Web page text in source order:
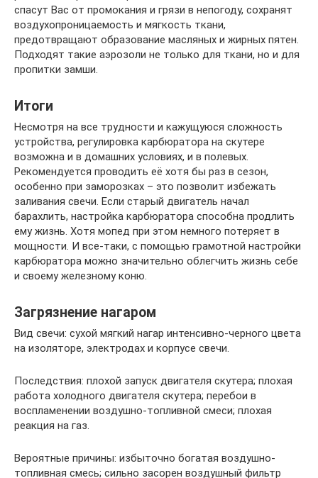
спасут Вас от промокания и грязи в непогоду, сохранят
воздухопроницаемость и мягкость ткани,
предотвращают образование масляных и жирных пятен.
Подходят такие аэрозоли не только для ткани, но и для
пропитки замши.
Итоги
Несмотря на все трудности и кажущуюся сложность
устройства, регулировка карбюратора на скутере
возможна и в домашних условиях, и в полевых.
Рекомендуется проводить её хотя бы раз в сезон,
особенно при заморозках – это позволит избежать
заливания свечи. Если старый двигатель начал
барахлить, настройка карбюратора способна продлить
ему жизнь. Хотя мопед при этом немного потеряет в
мощности. И все-таки, с помощью грамотной настройки
карбюратора можно значительно облегчить жизнь себе
и своему железному коню.
Загрязнение нагаром
Вид свечи: сухой мягкий нагар интенсивно-черного цвета
на изоляторе, электродах и корпусе свечи.
Последствия: плохой запуск двигателя скутера; плохая
работа холодного двигателя скутера; перебои в
воспламенении воздушно-топливной смеси; плохая
реакция на газ.
Вероятные причины: избыточно богатая воздушно-
топливная смесь; сильно засорен воздушный фильтр